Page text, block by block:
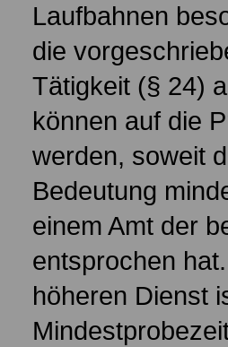
Laufbahnen
die
Tätigkeit (§ 24)
können auf die
werden, soweit
Bedeutung
einem Amt der
entsprochen
höheren Dienst